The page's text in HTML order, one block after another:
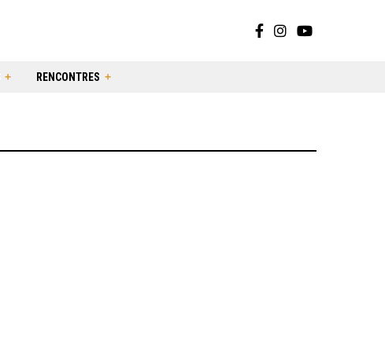
RENCONTRES